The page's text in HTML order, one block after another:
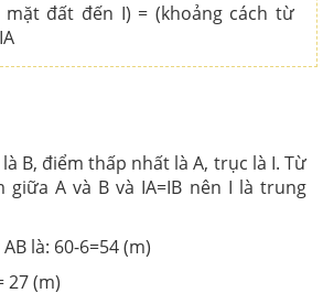
mặt đất đến I) = (khoảng cách từ
B, điểm thấp nhất là A, trục là I. Từ
A và B và IA=IB nên I là trung
là: 60-6=54 (m)
27 (m)